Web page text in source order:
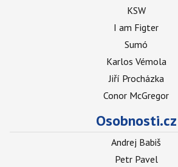
KSW
I am Figter
Sumó
Karlos Vémola
Jiří Procházka
Conor McGregor
Osobnosti.cz
Andrej Babiš
Petr Pavel